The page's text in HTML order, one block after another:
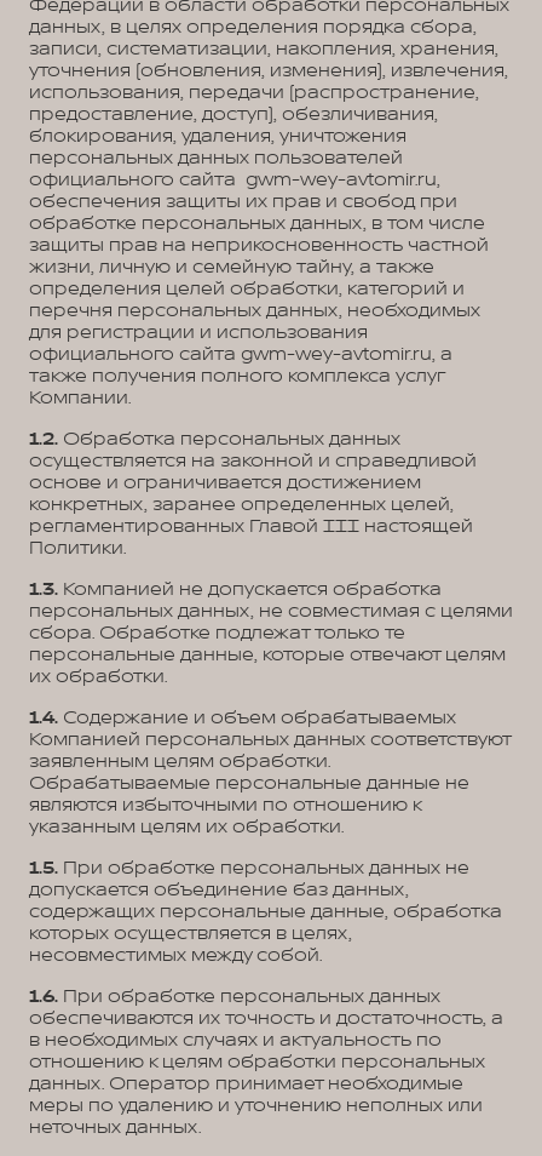
Федерации в области обработки персональных
данных, в целях определения порядка сбора,
записи, систематизации, накопления, хранения,
уточнения (обновления, изменения), извлечения,
использования, передачи (распространение,
предоставление, доступ), обезличивания,
блокирования, удаления, уничтожения
персональных данных пользователей
официального сайта gwm-wey-avtomir.ru,
обеспечения защиты их прав и свобод при
обработке персональных данных, в том числе
защиты прав на неприкосновенность частной
жизни, личную и семейную тайну, а также
определения целей обработки, категорий и
перечня персональных данных, необходимых
для регистрации и использования
официального сайта gwm-wey-avtomir.ru, а
также получения полного комплекса услуг
Компании.
1.2. Обработка персональных данных
осуществляется на законной и справедливой
основе и ограничивается достижением
конкретных, заранее определенных целей,
регламентированных Главой III настоящей
Политики.
1.3. Компанией не допускается обработка
персональных данных, не совместимая с целями
сбора. Обработке подлежат только те
персональные данные, которые отвечают целям
их обработки.
1.4. Содержание и объем обрабатываемых
Компанией персональных данных соответствуют
заявленным целям обработки.
Обрабатываемые персональные данные не
являются избыточными по отношению к
указанным целям их обработки.
1.5. При обработке персональных данных не
допускается объединение баз данных,
содержащих персональные данные, обработка
которых осуществляется в целях,
несовместимых между собой.
1.6. При обработке персональных данных
обеспечиваются их точность и достаточность, а
в необходимых случаях и актуальность по
отношению к целям обработки персональных
данных. Оператор принимает необходимые
меры по удалению и уточнению неполных или
неточных данных.